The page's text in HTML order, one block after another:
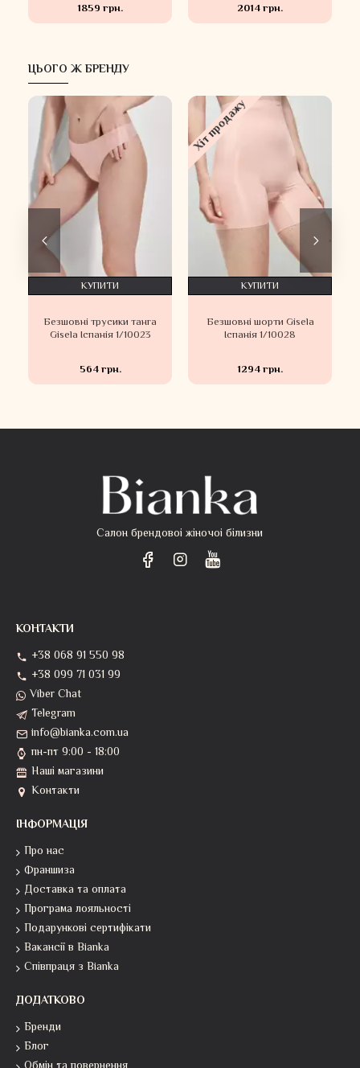
1859 грн.
2014 грн.
ЦЬОГО Ж БРЕНДУ
Безшовні трусики танга
Gisela Іспанія 1/10023
564 грн.
КУПИТИ
Хіт продажу
Безшовні шорти Gisela
Іспанія 1/10028
1294 грн.
КУПИТИ
Салон брендовоі жіночоі білизни
КОНТАКТИ
+38 068 91 550 98
+38 099 71 031 99
Viber Chat
Telegram
info@bianka.com.ua
пн-пт 9:00 - 18:00
Наші магазини
Контакти
ІНФОРМАЦІЯ
Про нас
Франшиза
Доставка та оплата
Програма лояльності
Подарункові сертифікати
Вакансії в Bianka
Співпраця з Bianka
ДОДАТКОВО
Бренди
Блог